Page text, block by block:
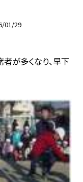
01/29
者が多くなり、早下